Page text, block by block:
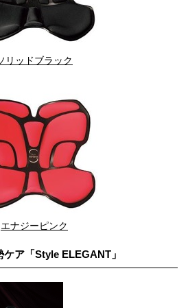
リッドブラック
エナジーピンク
ア「Style ELEGANT」